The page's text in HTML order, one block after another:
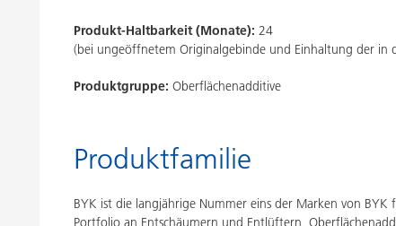
Produkt-Haltbarkeit (Monate): 24
(bei ungeöffnetem Originalgebinde und Einhaltung der
Produktgruppe: Oberflächenadditive
Produktfamilie
BYK ist die langjährige Nummer eins der Marken von
Portfolio an Entschäumern und Entlüftern,